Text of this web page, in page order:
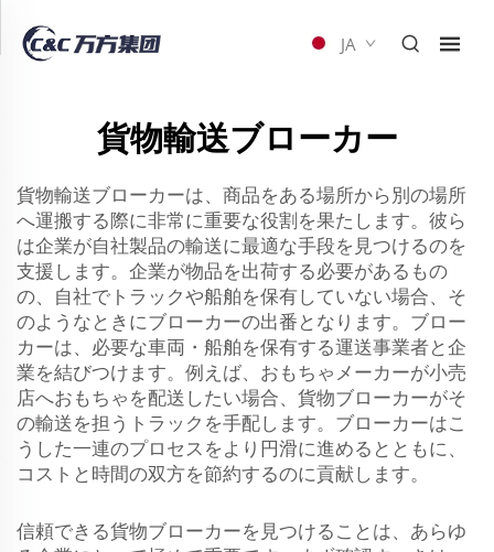
JA
貨物輸送ブローカー
貨物輸送ブローカーは、商品をある場所から別の場所
へ運搬する際に非常に重要な役割を果たします。彼ら
は企業が自社製品の輸送に最適な手段を見つけるのを
支援します。企業が物品を出荷する必要があるもの
の、自社でトラックや船舶を保有していない場合、そ
のようなときにブローカーの出番となります。ブロー
カーは、必要な車両・船舶を保有する運送事業者と企
業を結びつけます。例えば、おもちゃメーカーが小売
店へおもちゃを配送したい場合、貨物ブローカーがそ
の輸送を担うトラックを手配します。ブローカーはこ
うした一連のプロセスをより円滑に進めるとともに、
コストと時間の双方を節約するのに貢献します。
信頼できる貨物ブローカーを見つけることは、あらゆ